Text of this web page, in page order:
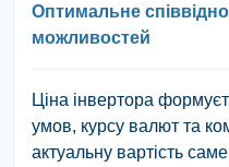
Оптимальне
можливостей
Ціна інвертора
умов, курсу валют та
актуальну вартість